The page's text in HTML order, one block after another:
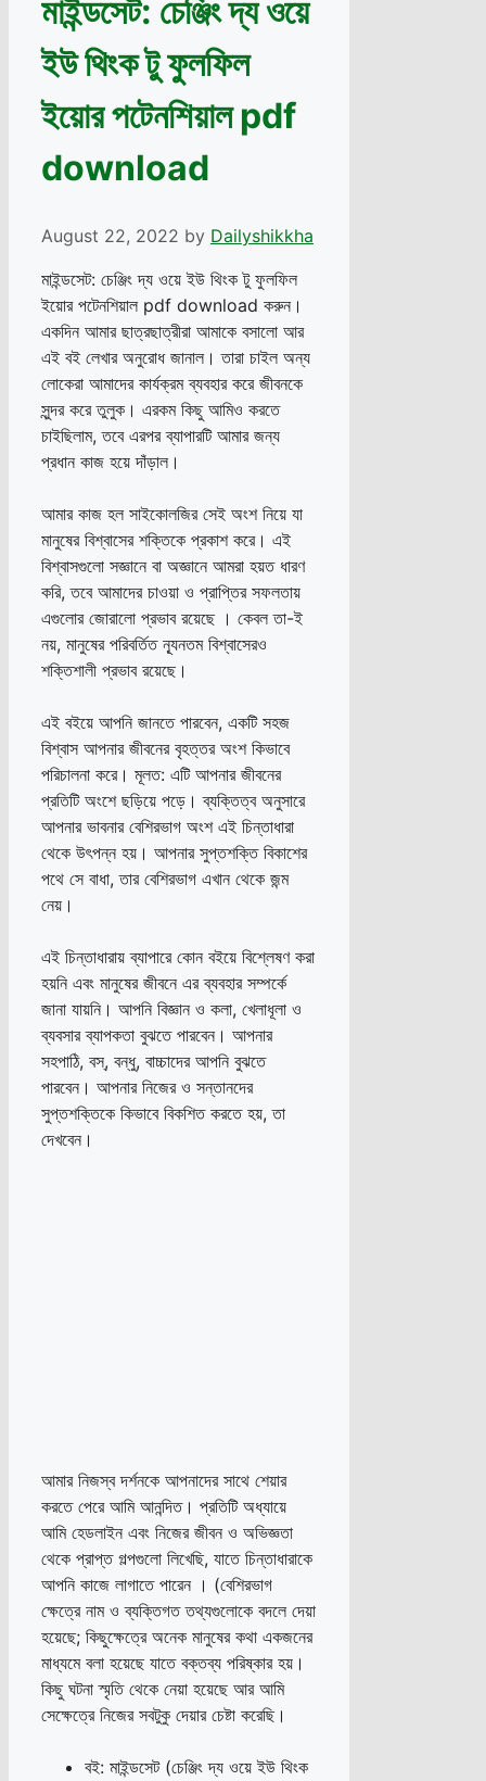
মাইন্ডসেট: চেঞ্জিং দ্য ওয়ে
ইউ থিংক টু ফুলফিল
ইয়োর পটেনশিয়াল pdf
download
August 22, 2022 by Dailyshikkha
মাইন্ডসেট: চেঞ্জিং দ্য ওয়ে ইউ থিংক টু ফুলফিল
ইয়োর পটেনশিয়াল pdf download করুন।
একদিন আমার ছাত্রছাত্রীরা আমাকে বসালো আর
এই বই লেখার অনুরোধ জানাল। তারা চাইল অন্য
লোকেরা আমাদের কার্যক্রম ব্যবহার করে জীবনকে
সুন্দর করে তুলুক। এরকম কিছু আমিও করতে
চাইছিলাম, তবে এরপর ব্যাপারটি আমার জন্য
প্রধান কাজ হয়ে দাঁড়াল।
আমার কাজ হল সাইকোলজির সেই অংশ নিয়ে যা
মানুষের বিশ্বাসের শক্তিকে প্রকাশ করে। এই
বিশ্বাসগুলো সজ্ঞানে বা অজ্ঞানে আমরা হয়ত ধারণ
করি, তবে আমাদের চাওয়া ও প্রাপ্তির সফলতায়
এগুলোর জোরালো প্রভাব রয়েছে । কেবল তা-ই
নয়, মানুষের পরিবর্তিত ন্যূনতম বিশ্বাসেরও
শক্তিশালী প্রভাব রয়েছে।
এই বইয়ে আপনি জানতে পারবেন, একটি সহজ
বিশ্বাস আপনার জীবনের বৃহত্তর অংশ কিভাবে
পরিচালনা করে। মূলত: এটি আপনার জীবনের
প্রতিটি অংশে ছড়িয়ে পড়ে। ব্যক্তিত্ব অনুসারে
আপনার ভাবনার বেশিরভাগ অংশ এই চিন্তাধারা
থেকে উৎপন্ন হয়। আপনার সুপ্তশক্তি বিকাশের
পথে সে বাধা, তার বেশিরভাগ এখান থেকে জন্ম
নেয়।
এই চিন্তাধারায় ব্যাপারে কোন বইয়ে বিশ্লেষণ করা
হয়নি এবং মানুষের জীবনে এর ব্যবহার সম্পর্কে
জানা যায়নি। আপনি বিজ্ঞান ও কলা, খেলাধূলা ও
ব্যবসার ব্যাপকতা বুঝতে পারবেন। আপনার
সহপাঠি, বস্, বন্ধু, বাচ্চাদের আপনি বুঝতে
পারবেন। আপনার নিজের ও সন্তানদের
সুপ্তশক্তিকে কিভাবে বিকশিত করতে হয়, তা
দেখবেন।
আমার নিজস্ব দর্শনকে আপনাদের সাথে শেয়ার
করতে পেরে আমি আনন্দিত। প্রতিটি অধ্যায়ে
আমি হেডলাইন এবং নিজের জীবন ও অভিজ্ঞতা
থেকে প্রাপ্ত গল্পগুলো লিখেছি, যাতে চিন্তাধারাকে
আপনি কাজে লাগাতে পারেন । (বেশিরভাগ
ক্ষেত্রে নাম ও ব্যক্তিগত তথ্যগুলোকে বদলে দেয়া
হয়েছে; কিছুক্ষেত্রে অনেক মানুষের কথা একজনের
মাধ্যমে বলা হয়েছে যাতে বক্তব্য পরিষ্কার হয়।
কিছু ঘটনা স্মৃতি থেকে নেয়া হয়েছে আর আমি
সেক্ষেত্রে নিজের সবটুকু দেয়ার চেষ্টা করেছি।
বই: মাইন্ডসেট (চেঞ্জিং দ্য ওয়ে ইউ থিংক